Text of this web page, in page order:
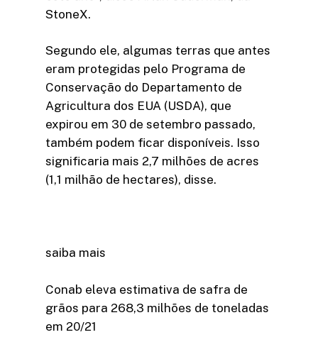
StoneX.
Segundo ele, algumas terras que antes
eram protegidas pelo Programa de
Conservação do Departamento de
Agricultura dos EUA (USDA), que
expirou em 30 de setembro passado,
também podem ficar disponíveis. Isso
significaria mais 2,7 milhões de acres
(1,1 milhão de hectares), disse.
saiba mais
Conab eleva estimativa de safra de
grãos para 268,3 milhões de toneladas
em 20/21